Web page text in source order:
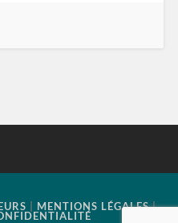
MENTIONS LÉGALES |